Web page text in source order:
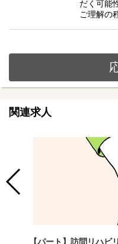
だく可能
ご理解の
関連求人
【パート】訪問リハ